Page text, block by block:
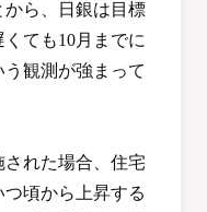
ら、日銀は目標
ても10月までに
観測が強まって
れた場合、住宅
頃から上昇する